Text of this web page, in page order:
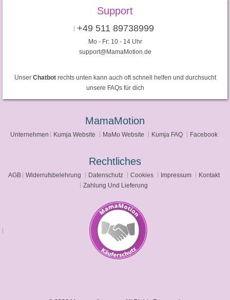
Support
+49 511 89738999
Mo - Fr: 10 - 14 Uhr
support@MamaMotion.de
Unser Chatbotrechts unten kann auch oft schnell helfen und durchsucht
unsere FAQs für dich
MamaMotion
Unternehmen Kumja Website MaMo Website Kumja FAQ Facebook
Rechtliches
AGB Widerrufsbelehrung Datenschutz Cookies Impressum
Kontakt
Zahlung Und Lieferung